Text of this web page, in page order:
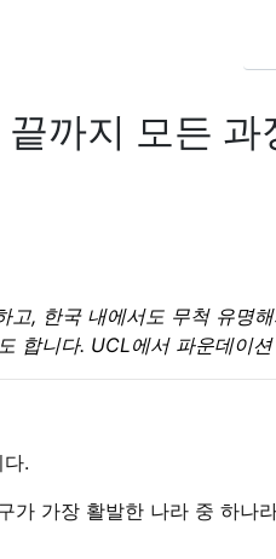
까지 모든
, 한국 내에서도 무척 유명
합니다. UCL에서 파운데이
.
가 가장 활발한 나라 중 하나